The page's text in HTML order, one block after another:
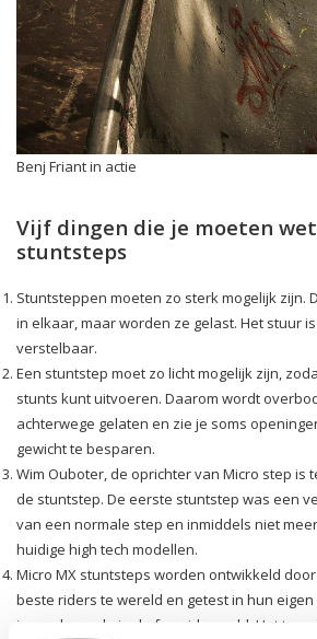
Benj Friant in actie
Vijf dingen die je moeten
stuntsteps
Stuntsteppen moeten zo sterk mogelijk zijn.
in elkaar, maar worden ze gelast. Het stuur
verstelbaar.
Een stuntstep moet zo licht mogelijk zijn,
stunts kunt uitvoeren. Daarom wordt
achterwege gelaten en zie je soms
gewicht te besparen.
Wim Ouboter, de oprichter van Micro step is
de stuntstep. De eerste stuntstep was een
van een normale step en inmiddels niet
huidige high tech modellen.
Micro MX stuntsteps worden ontwikkeld
beste riders te wereld en getest in hun
is een legende in de freeride world. Het team